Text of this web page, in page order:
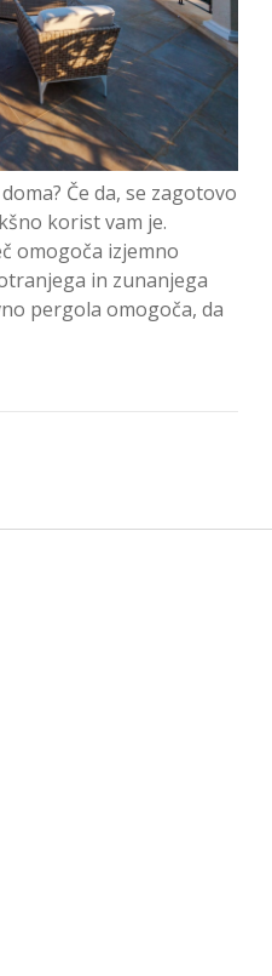
Če da, se zagotovo
korist vam je.
omogoča izjemno
in zunanjega
pergola omogoča, da